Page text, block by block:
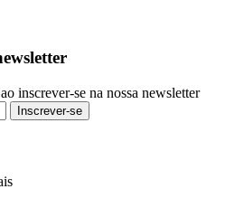
inscrever-se na nossa newsletter
Inscrever-se